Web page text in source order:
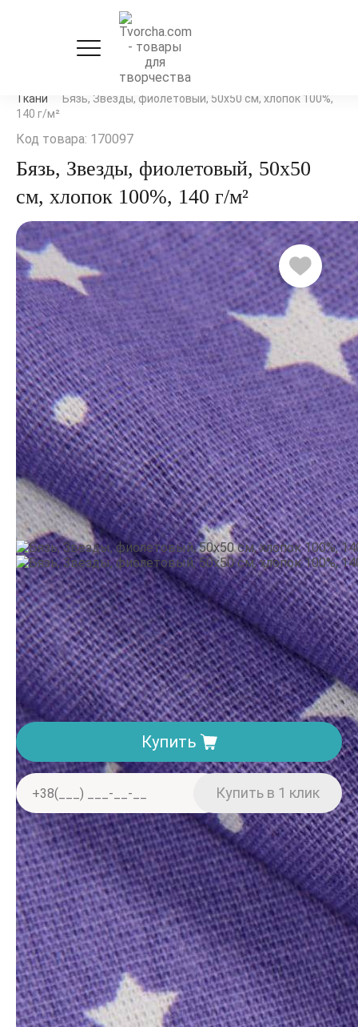
Рукоделие и флористика
Ткани
Бязь, Звезды, фиолетовый, 50х50 см, хлопок 100%,
140 г/м²
Код товара: 170097
Бязь, Звезды, фиолетовый, 50х50
см, хлопок 100%, 140 г/м²
Производитель:Украина •Тематика: Геометрия•Цвет:
Фиолетовый
54.9грн
Купить
Доставка. Минимальная сумма заказа 150 грн
Отделение «Нова пошта» — от 40 грн
Курьером «Нова пошта» — от 60 грн
При заказе от 2000 грн — бесплатно
Оплата